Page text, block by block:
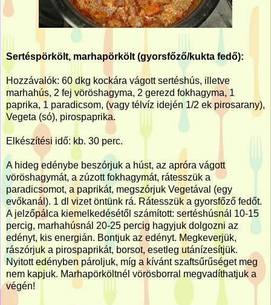
Sertéspörkölt, marhapörkölt (gyorsfőző/kukta fedő):
Hozzávalók: 60 dkg kockára vágott sertéshús, illetve
marhahús, 2 fej vöröshagyma, 2 gerezd fokhagyma, 1
paprika, 1 paradicsom, (vagy télvíz idején 1/2 ek pirosarany),
Vegeta (só), pirospaprika.
Elkészítési idő: kb. 30 perc.
A hideg edénybe beszórjuk a húst, az apróra vágott
vöröshagymát, a zúzott fokhagymát, rátesszük a
paradicsomot, a paprikát, megszórjuk Vegetával (egy
evőkanál). 1 dl vizet öntünk rá. Rátesszük a gyorsfőző fedőt.
A jelzőpálca kiemelkedésétől számított: sertéshúsnál 10-15
percig, marhahúsnál 20-25 percig hagyjuk dolgozni az
edényt, kis energián. Bontjuk az edényt. Megkeverjük,
rászórjuk a pirospaprikát, borsot, esetleg utánízesítjük.
Nyitott edényben pároljuk, míg a kívánt szaftsűrűséget meg
nem kapjuk. Marhapörköltnél vörösborral megvadíthatjuk a
végén!